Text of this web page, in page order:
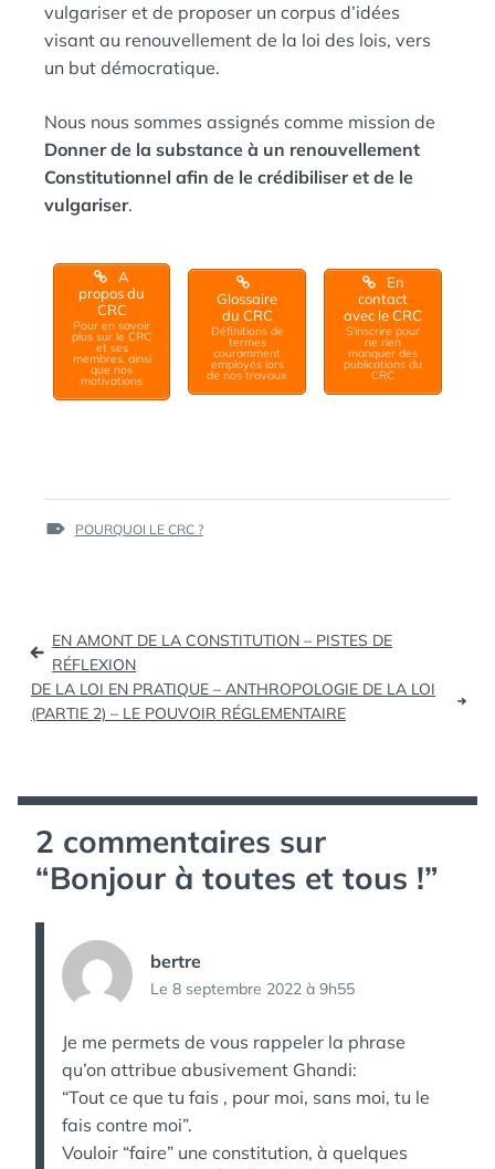
vulgariser et de proposer un corpus d’idées
visant au renouvellement de la loi des lois, vers
un but démocratique.
Nous nous sommes assignés comme mission de
Donner de la substance à un renouvellement
Constitutionnel afin de le crédibiliser et de le
vulgariser.
A
propos du
CRC
Pour en savoir
plus sur le CRC
et ses
membres, ainsi
que nos
motivations
Glossaire
du CRC
Définitions de
termes
couramment
employés lors
de nos travaux
En
contact
avec le CRC
S'inscrire pour
ne rien
manquer des
publications du
CRC
ÉTIQUETTES :
POURQUOI LE CRC ?
Navigation
de
l’article
EN AMONT DE LA CONSTITUTION – PISTES DE
RÉFLEXION
DE LA LOI EN PRATIQUE – ANTHROPOLOGIE DE LA LOI
(PARTIE 2) – LE POUVOIR RÉGLEMENTAIRE
2 commentaires sur
“Bonjour à toutes et tous !”
bertre
Le 8 septembre 2022 à 9h55
Je me permets de vous rappeler la phrase
qu’on attribue abusivement Ghandi:
“Tout ce que tu fais , pour moi, sans moi, tu le
fais contre moi”.
Vouloir “faire” une constitution, à quelques